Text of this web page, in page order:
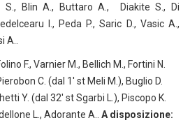
S., Blin A., Buttaro A., Diakite S., Di
I., Peda P., Saric D., Vasic A.,
A..
F., Varnier M., Bellich M., Fortini N.
C. (dal 1′ st Meli M.), Buglio D.
Y. (dal 32′ st Sgarbi L.), Piscopo K.
L., Adorante A.. A disposizione: